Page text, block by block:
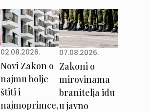
02.08.2026.
Novi Zakon o
najmu bolje
štiti i
najmoprimce,
07.08.2026.
Zakoni o
mirovinama
branitelja idu
u javno